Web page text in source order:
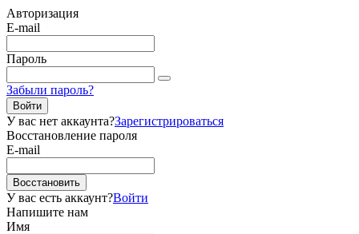
Авторизация
E-mail
Пароль
Забыли пароль?
Войти
У вас нет аккаунта?Зарегистрироваться
Восстановление пароля
E-mail
Восстановить
У вас есть аккаунт?Войти
Напишите нам
Имя